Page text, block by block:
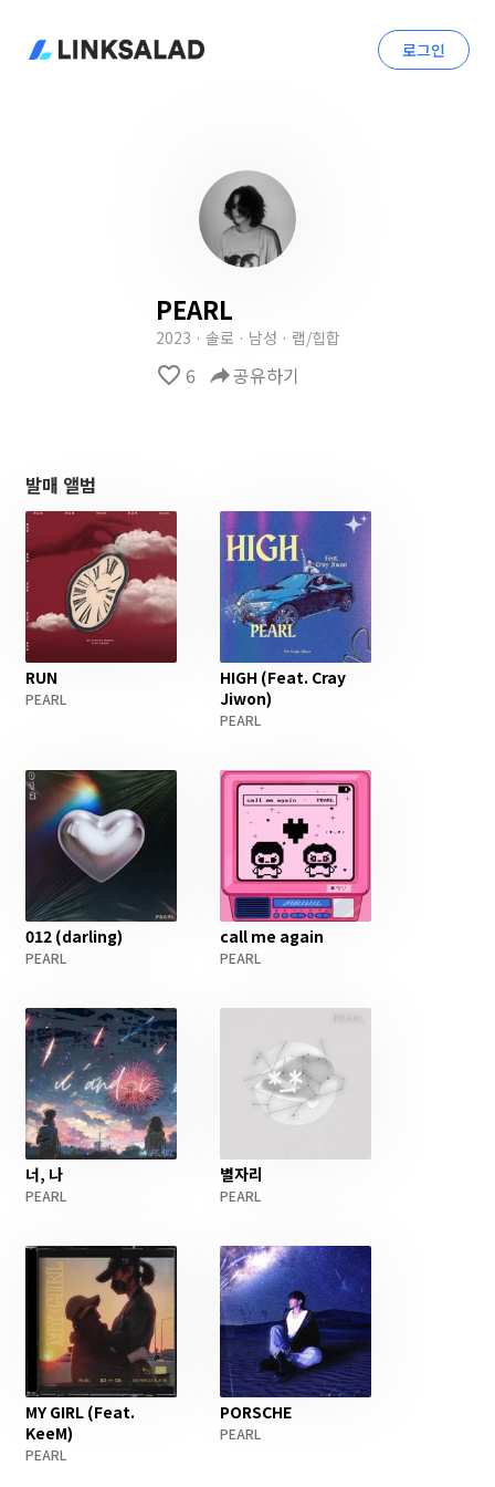
로그인
PEARL
2023 · 솔로 · 남성 · 랩/힙합
favorite_border 6 reply공유하기
발매 앨범
RUN
PEARL
HIGH (Feat. Cray
Jiwon)
PEARL
012 (darling)
PEARL
call me again
PEARL
너, 나
PEARL
별자리
PEARL
MY GIRL (Feat.
KeeM)
PEARL
PORSCHE
PEARL